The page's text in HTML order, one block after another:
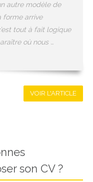
autre modèle de
forme arrive
tout à fait logique
où nous …
VOIR L'ARTICLE
son CV ?